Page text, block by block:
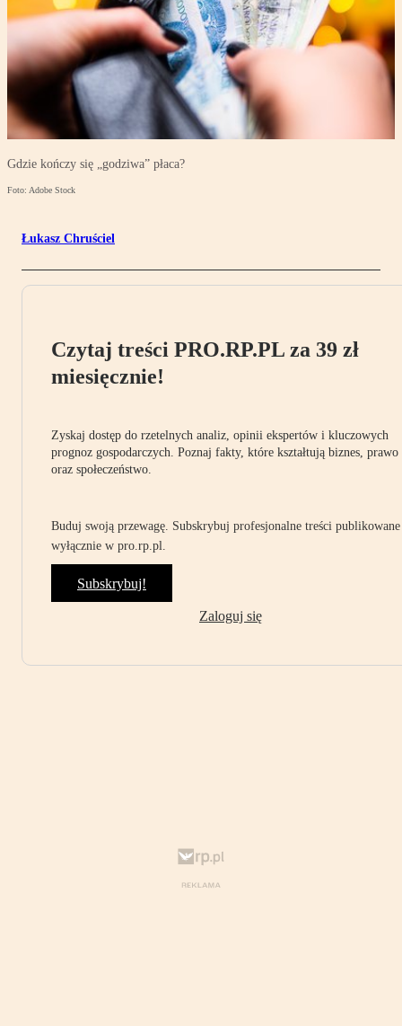
Gdzie kończy się „godziwa” płaca?
Foto: Adobe Stock
Łukasz Chruściel
Czytaj treści PRO.RP.PL za 39 zł
miesięcznie!
Zyskaj dostęp do rzetelnych analiz, opinii ekspertów i kluczowych
prognoz gospodarczych. Poznaj fakty, które kształtują biznes, prawo
oraz społeczeństwo.
Buduj swoją przewagę. Subskrybuj profesjonalne treści publikowane
wyłącznie w pro.rp.pl.
Subskrybuj!
Zaloguj się